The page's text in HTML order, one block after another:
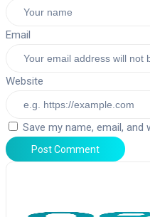
Email
Website
Save my name, email,
Post Comment